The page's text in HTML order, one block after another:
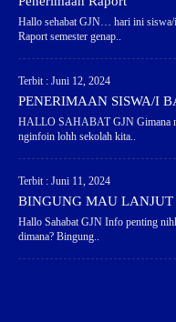
Hallo sehabat GJN… hari ini siswa/
Raport semester genap..
Terbit : Juni 12, 2024
PENERIMAAN SISWA/I
HALLO SAHABAT GJN Gimana
nginfoin lohh sekolah kita..
Terbit : Juni 11, 2024
BINGUNG MAU LANJUT
Hallo Sahabat GJN Info penting
dimana? Bingung..